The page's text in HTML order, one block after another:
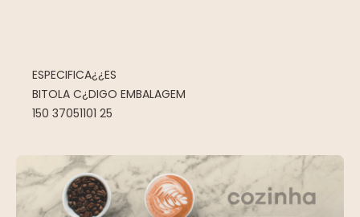
ESPECIFICA¿¿ES
BITOLA C¿DIGO EMBALAGEM
150 37051101 25